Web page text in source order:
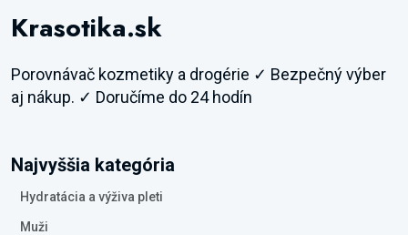
Krasotika.sk
Porovnávač kozmetiky a drogérie ✓ Bezpečný výber
aj nákup. ✓ Doručíme do 24 hodín
Najvyššia kategória
Hydratácia a výživa pleti
Muži